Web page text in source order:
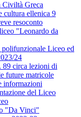
Greca
cultura ellenica 9
resoconto
"Leonardo da
polifunzionale Liceo ed
24
89 circa lezioni di
future matricole
informazioni
del Liceo
"Da Vinci"